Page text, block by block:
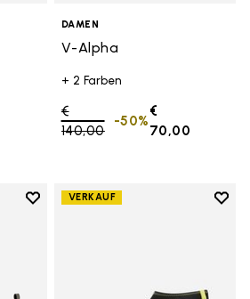
DAMEN
V-Alpha
+ 2 Farben
Price reduced from
€
140,00to
€
70,00
-50%
Add to wishlist
VERKAUF
Add